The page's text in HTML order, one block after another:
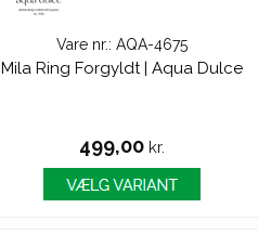
Vare nr.: AQA-4675
Mila Ring Forgyldt | Aqua Dulce
499,00kr.